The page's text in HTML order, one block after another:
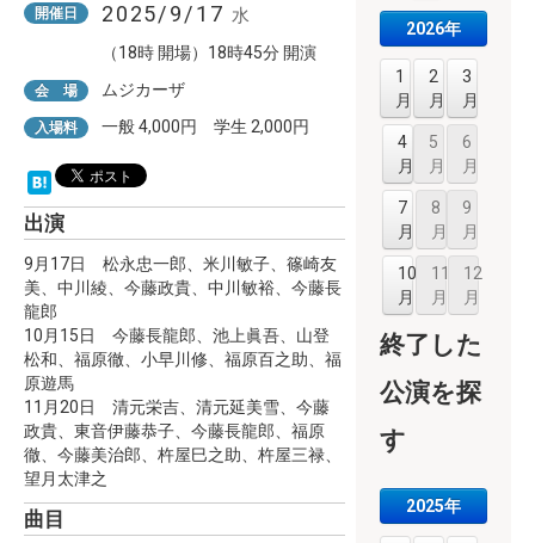
開催日 2025/9/17 水
（18時 開場）18時45分 開演
会 場 ムジカーザ
入場料 一般 4,000円 学生 2,000円
出演
9月17日 松永忠一郎、米川敏子、篠崎友
美、中川綾、今藤政貴、中川敏裕、今藤長
龍郎
10月15日 今藤長龍郎、池上眞吾、山登
松和、福原徹、小早川修、福原百之助、福
原遊馬
11月20日 清元栄吉、清元延美雪、今藤
政貴、東音伊藤恭子、今藤長龍郎、福原
徹、今藤美治郎、杵屋巳之助、杵屋三禄、
望月太津之
曲目
2026年
1
月
2
月
3
月
4
月
5
月
6
月
7
月
8
月
9
月
10
月
11
月
12
月
終了した
公演を探
す
2025年